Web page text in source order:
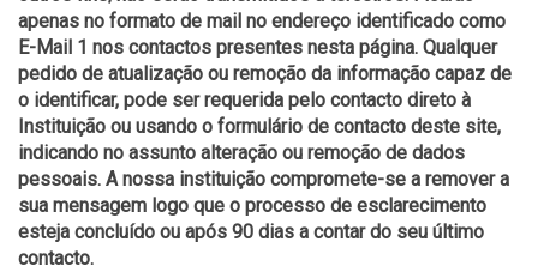
apenas no formato de mail no endereço identificado como
E-Mail 1 nos contactos presentes nesta página. Qualquer
pedido de atualização ou remoção da informação capaz de
o identificar, pode ser requerida pelo contacto direto à
Instituição ou usando o formulário de contacto deste site,
indicando no assunto alteração ou remoção de dados
pessoais. A nossa instituição compromete-se a remover a
sua mensagem logo que o processo de esclarecimento
esteja concluído ou após 90 dias a contar do seu último
contacto.